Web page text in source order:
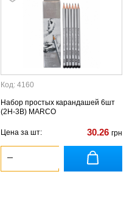
Код: 4160
Набор простых карандашей 6шт
(2Н-3В) MARCO
Цена за шт: 30.26 грн